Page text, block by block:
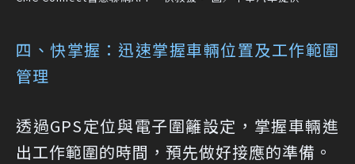
四、快掌握：迅速掌握車輛位置及工作範圍
管理
透過GPS定位與電子圍籬設定，掌握車輛進
出工作範圍的時間，預先做好接應的準備。